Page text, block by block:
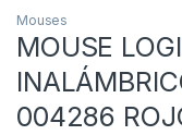
Mouses
MOUSE
004286